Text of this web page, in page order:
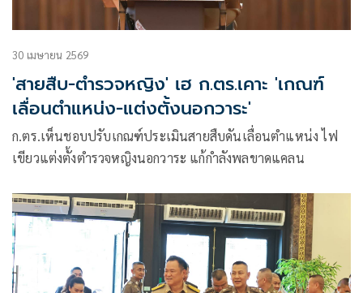
30 เมษายน 2569
'สายสืบ-ตำรวจหญิง' เฮ ก.ตร.เคาะ 'เกณฑ์
เลื่อนตำแหน่ง-แต่งตั้งนอกวาระ'
ก.ตร.เห็นชอบปรับเกณฑ์ประเมินสายสืบดันเลื่อนตำแหน่ง ไฟ
เขียวแต่งตั้งตำรวจหญิงนอกวาระ แก้กำลังพลขาดแคลน